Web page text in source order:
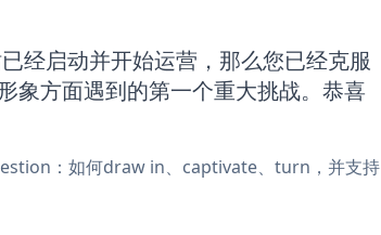
经启动并开始运营，那么您已经克服
象方面遇到的第一个重大挑战。恭喜
：如何draw in、captivate、turn，并支持